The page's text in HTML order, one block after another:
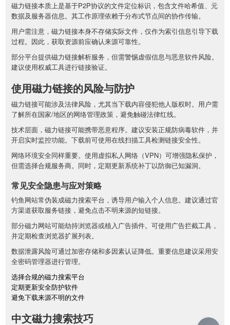
磁力链接本质上是基于P2P协议的文件定位标识，包含文件哈希值、元
数据及服务器信息。其工作原理依赖于分布式节点间的协作传输。
用户需注意，磁力链接本身不存储实际文件，仅作为索引信息引导下载
过程。因此，获取资源前应确认来源可靠性。
部分平台提供磁力链接解析服务，但需警惕虚假信息与恶意软件风险。
建议使用权威工具进行链接验证。
使用磁力链接的风险与防护
磁力链接可能涉及法律风险，尤其当下载内容侵犯他人版权时。用户需
了解所在国家/地区的网络管理政策，避免触碰法律红线。
技术层面，磁力链接可能携带恶意程序。建议安装正规防病毒软件，并
开启实时监控功能。下载前可使用在线扫描工具检测链接安全性。
网络环境安全同样重要。使用虚拟私人网络（VPN）可增强隐私保护，
但需选择合规服务商。同时，定期更新系统补丁以防御已知漏洞。
常见安全隐患与应对策略
钓鱼网站常伪装成磁力搜索平台，诱导用户输入个人信息。建议通过官
方渠道获取服务链接，避免点击不明来源的短链接。
部分磁力网站可能劫持浏览器或植入广告插件。可使用广告拦截工具，
并定期检查浏览器扩展列表。
数据泄露风险可通过加密存储和多因素认证降低。重要信息建议采用安
全密码管理器进行管理。
选择合规的磁力搜索平台
定期更新安全防护软件
避免下载来源不明的文件
中文磁力搜索技巧